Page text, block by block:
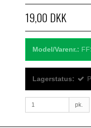
19,00 DKK
Model/Varenr.:
Lagerstatus:
pk.